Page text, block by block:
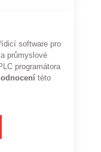
software pro
průmyslové
programátora
této